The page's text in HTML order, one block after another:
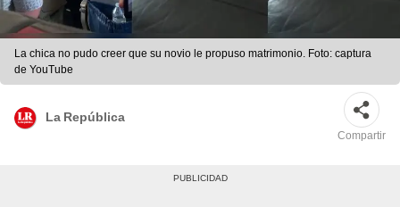
La chica no pudo creer que su novio le propuso matrimonio. Foto: captura
de YouTube
La República
Compartir